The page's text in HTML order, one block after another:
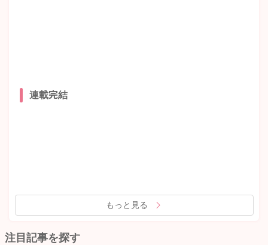
連載完結
もっと見る
注目記事を探す